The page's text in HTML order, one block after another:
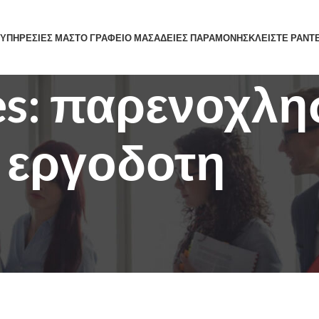
ΥΠΗΡΕΣΙΕΣ ΜΑΣΤΟ ΓΡΑΦΕΙΟ ΜΑΣΑΔΕΙΕΣ ΠΑΡΑΜΟΝΗΣΚΛΕΙΣΤΕ
εργοδοτη